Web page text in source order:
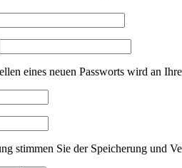
eines neuen Passworts wird an
stimmen Sie der Speicherung und